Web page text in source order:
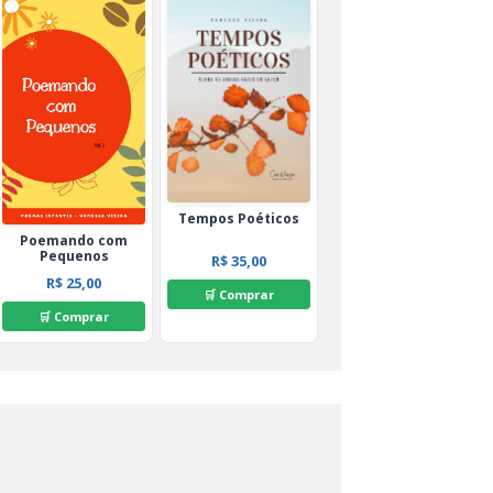
Poemando com
Pequenos
R$ 25,00
🛒 Comprar
Tempos Poéticos
R$ 35,00
🛒 Comprar